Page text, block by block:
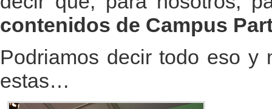
contenidos de Campus
Podriamos decir todo eso y
estas…